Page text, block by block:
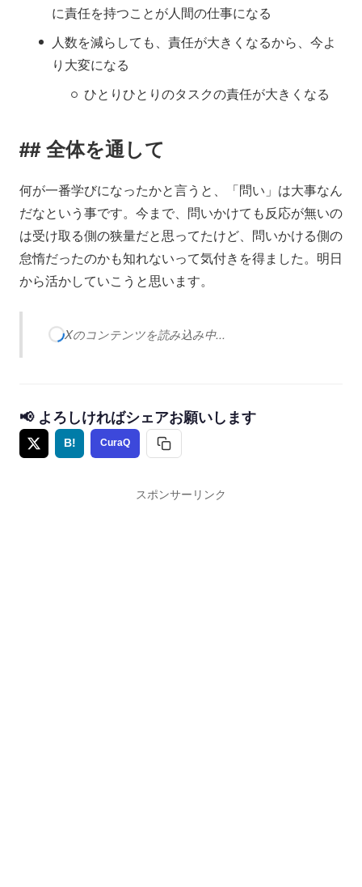
に責任を持つことが人間の仕事になる
人数を減らしても、責任が大きくなるから、今よ
り大変になる
ひとりひとりのタスクの責任が大きくなる
全体を通して
何が一番学びになったかと言うと、「問い」は大事なん
だなという事です。今まで、問いかけても反応が無いの
は受け取る側の狭量だと思ってたけど、問いかける側の
怠惰だったのかも知れないって気付きを得ました。明日
から活かしていこうと思います。
Xのコンテンツを読み込み中...
📢 よろしければシェアお願いします
B! CuraQ
スポンサーリンク